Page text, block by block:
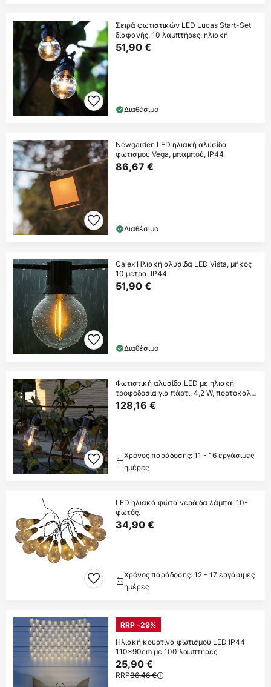
Σειρά φωτιστικών LED Lucas Start-Set
διαφανής, 10 λαμπτήρες, ηλιακή
51,90 €
Διαθέσιμο
Newgarden LED ηλιακή αλυσίδα
φωτισμού Vega, μπαμπού, IP44
86,67 €
Διαθέσιμο
Calex Ηλιακή αλυσίδα LED Vista, μήκος
10 μέτρα, IP44
51,90 €
Διαθέσιμο
Φωτιστική αλυσίδα LED με ηλιακή
τροφοδοσία για πάρτι, 4,2 W, πορτοκαλί,
IP44,
128,16 €
Χρόνος παράδοσης: 11 - 16 εργάσιμες
ημέρες
LED ηλιακά φώτα νεράιδα λάμπα, 10-
φωτός.
34,90 €
Χρόνος παράδοσης: 12 - 17 εργάσιμες
ημέρες
RRP -29%
Ηλιακή κουρτίνα φωτισμού LED IP44
110x90cm με 100 λαμπτήρες
25,90 €
RRP36,46 €